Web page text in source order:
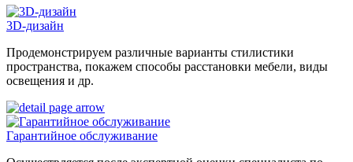
3D-дизайн
Продемонстрируем различные варианты стилистики
пространства, покажем способы расстановки мебели, виды
освещения и др.
Гарантийное обслуживание